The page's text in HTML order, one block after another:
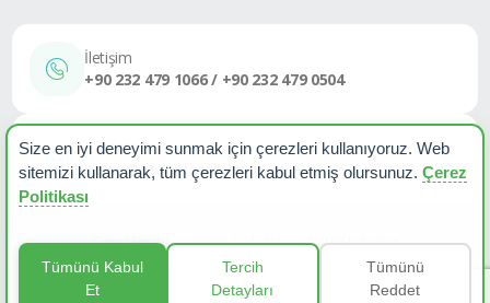
İletişim
+90 232 479 1066 / +90 232 479 0504
E-Posta
sales@etapplastik.com
Çerez PolitikasıKVKK Aydınlatma MetniHaberler
Size en iyi deneyimi sunmak için çerezleri kullanıyoruz. Web
sitemizi kullanarak, tüm çerezleri kabul etmiş olursunuz. Çerez
Politikası
Tümünü Kabul
Et
Tercih
Detayları
Tümünü
Reddet